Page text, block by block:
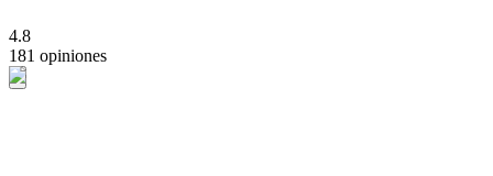
4.8
181 opiniones